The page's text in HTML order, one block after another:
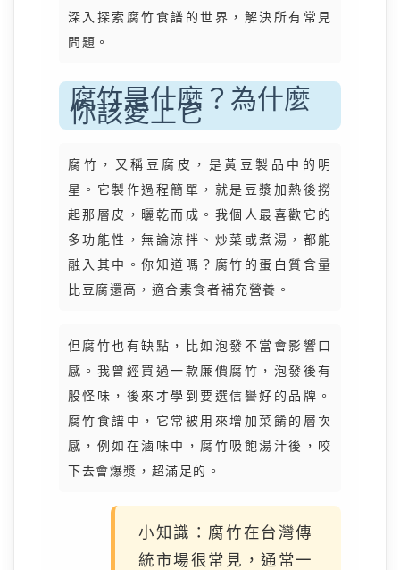
深入探索腐竹食譜的世界，解決所有常見
問題。
腐竹是什麼？為什麼
你該愛上它
腐竹，又稱豆腐皮，是黃豆製品中的明
星。它製作過程簡單，就是豆漿加熱後撈
起那層皮，曬乾而成。我個人最喜歡它的
多功能性，無論涼拌、炒菜或煮湯，都能
融入其中。你知道嗎？腐竹的蛋白質含量
比豆腐還高，適合素食者補充營養。
但腐竹也有缺點，比如泡發不當會影響口
感。我曾經買過一款廉價腐竹，泡發後有
股怪味，後來才學到要選信譽好的品牌。
腐竹食譜中，它常被用來增加菜餚的層次
感，例如在滷味中，腐竹吸飽湯汁後，咬
下去會爆漿，超滿足的。
小知識：腐竹在台灣傳
統市場很常見，通常一